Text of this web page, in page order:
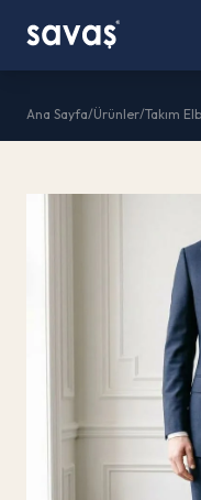
Ana Sayfa/Ürünler/Takım